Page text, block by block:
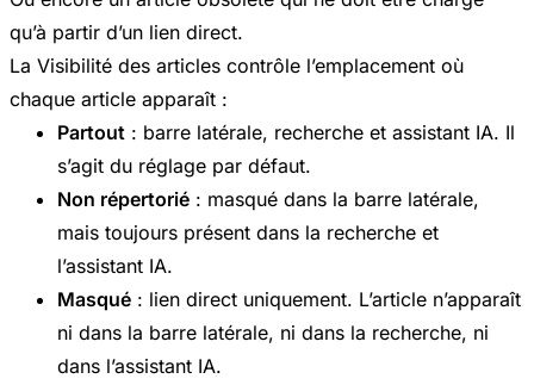
qu’à partir d’un lien direct.
La Visibilité des articles contrôle l’emplacement où
chaque article apparaît :
Partout : barre latérale, recherche et assistant IA. Il
s’agit du réglage par défaut.
Non répertorié : masqué dans la barre latérale,
mais toujours présent dans la recherche et
l’assistant IA.
Masqué : lien direct uniquement. L’article n’apparaît
ni dans la barre latérale, ni dans la recherche, ni
dans l’assistant IA.